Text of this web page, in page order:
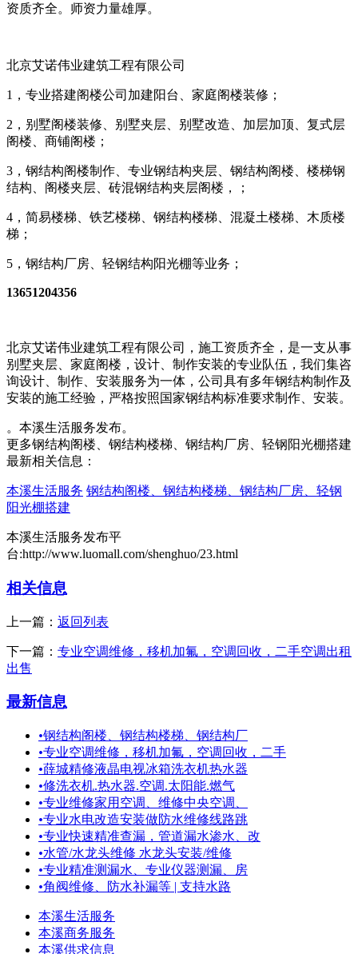
资质齐全。师资力量雄厚。
北京艾诺伟业建筑工程有限公司
1，专业搭建阁楼公司加建阳台、家庭阁楼装修；
2，别墅阁楼装修、别墅夹层、别墅改造、加层加顶、复式层
阁楼、商铺阁楼；
3，钢结构阁楼制作、专业钢结构夹层、钢结构阁楼、楼梯钢
结构、阁楼夹层、砖混钢结构夹层阁楼，；
4，简易楼梯、铁艺楼梯、钢结构楼梯、混凝土楼梯、木质楼
梯；
5，钢结构厂房、轻钢结构阳光棚等业务；
13651204356
北京艾诺伟业建筑工程有限公司，施工资质齐全，是一支从事
别墅夹层、家庭阁楼，设计、制作安装的专业队伍，我们集咨
询设计、制作、安装服务为一体，公司具有多年钢结构制作及
安装的施工经验，严格按照国家钢结构标准要求制作、安装。
。本溪生活服务发布。
更多钢结构阁楼、钢结构楼梯、钢结构厂房、轻钢阳光棚搭建
最新相关信息：
本溪生活服务 钢结构阁楼、钢结构楼梯、钢结构厂房、轻钢
阳光棚搭建
本溪生活服务发布平
台:http://www.luomall.com/shenghuo/23.html
相关信息
上一篇： 返回列表
下一篇： 专业空调维修，移机加氟，空调回收，二手空调出租
出售
最新信息
•钢结构阁楼、钢结构楼梯、钢结构厂
•专业空调维修，移机加氟，空调回收，二手
•薛城精修液晶电视冰箱洗衣机热水器
•修洗衣机.热水器.空调.太阳能.燃气
•专业维修家用空调、维修中央空调、
•专业水电改造安装做防水维修线路跳
•专业快速精准查漏，管道漏水渗水、改
•水管/水龙头维修 水龙头安装/维修
•专业精准测漏水、专业仪器测漏、房
•角阀维修、防水补漏等 | 支持水路
本溪生活服务
本溪商务服务
本溪供求信息